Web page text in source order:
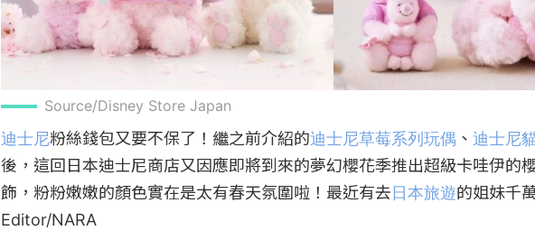
Source/Disney Store Japan
迪士尼粉絲錢包又要不保了！繼之前介紹的迪士尼草莓系列玩偶 、 迪士尼
後，這回日本迪士尼商店又因應即將到來的夢幻櫻花季推出超級卡哇伊的
飾，粉粉嫩嫩的顏色實在是太有春天氛圍啦！最近有去日本旅遊的姐妹千
Editor/NARA